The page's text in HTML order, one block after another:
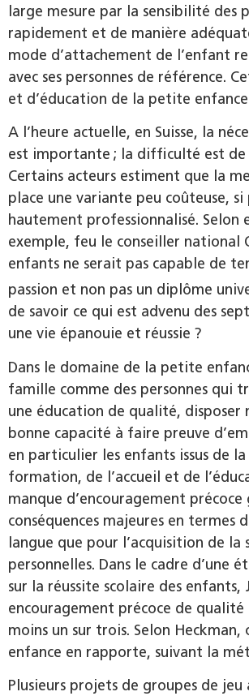
large mesure par la sensibilité des
rapidement et de manière
mode d’attachement de l’enfant
avec ses personnes de référence.
et d’éducation de la petite
A l’heure actuelle, en Suisse, la
est importante ; la difficulté est de
Certains acteurs estiment que la
place une variante peu coûteuse, si
hautement professionnalisé.
exemple, feu le conseiller national
enfants ne serait pas capable de
passion et non pas un diplôme
de savoir ce qui est advenu des
une vie épanouie et réussie ?
Dans le domaine de la petite
famille comme des personnes qui
une éducation de qualité, disposer
bonne capacité à faire preuve
en particulier les enfants issus de
formation, de l’accueil et de
manque d’encouragement
conséquences majeures en
langue que pour l’acquisition de
personnelles. Dans le cadre d’une
sur la réussite scolaire des enfants,
encouragement précoce de qualité
moins un sur trois. Selon
enfance en rapporte, suivant la
Plusieurs projets de groupes de